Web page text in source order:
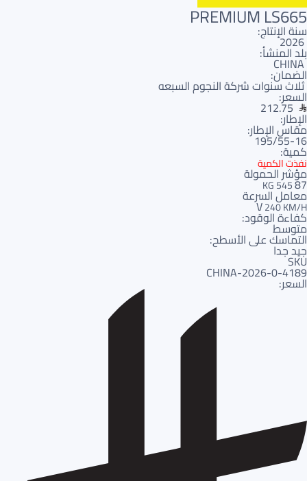
PREMIUM LS665
سنة الإنتاج:
2026
بلد المنشأ:
CHINA
الضمان:
ثلاث سنوات شركة النجوم السبعه
السعر:
212.75
الإطار:
مقاس الإطار:
195/55-16
كمية:
نفذت الكمية
مؤشر الحمولة
87
545 KG
معامل السرعة
V240 KM/H
كفاءة الوقود:
متوسط
التماسك على الأسطح:
جيد جدا
SKU
4189-CHINA-2026-0
السعر: